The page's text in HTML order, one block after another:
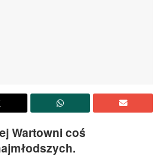
Wartowni coś